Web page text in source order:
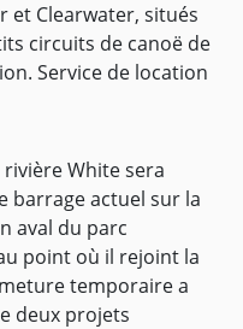
et Clearwater, situés
circuits de canoë de
Service de location
rivière White sera
barrage actuel sur la
aval du parc
point où il rejoint la
temporaire a
deux projets